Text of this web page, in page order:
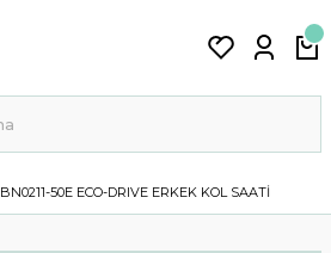
BN0211-50E ECO-DRIVE ERKEK KOL SAATİ